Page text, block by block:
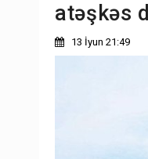
atəşkəs
13 İyun 21:49